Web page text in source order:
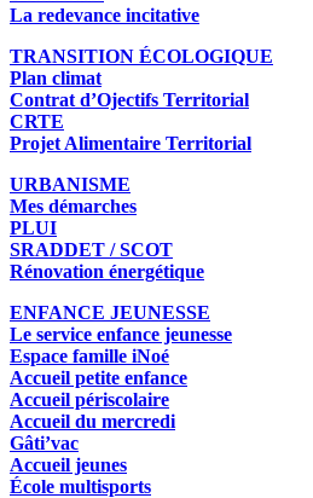
La redevance incitative
TRANSITION ÉCOLOGIQUE
Plan climat
Contrat d’Ojectifs Territorial
CRTE
Projet Alimentaire Territorial
URBANISME
Mes démarches
PLUI
SRADDET / SCOT
Rénovation énergétique
ENFANCE JEUNESSE
Le service enfance jeunesse
Espace famille iNoé
Accueil petite enfance
Accueil périscolaire
Accueil du mercredi
Gâti’vac
Accueil jeunes
École multisports